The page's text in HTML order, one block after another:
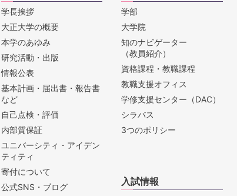
学長挨拶
大正大学の概要
本学のあゆみ
研究活動・出版
情報公表
基本計画・届出書・報告書
など
自己点検・評価
内部質保証
ユニバーシティ・アイデン
ティティ
寄付について
公式SNS・ブログ
学部
大学院
知のナビゲーター
（教員紹介）
資格課程・教職課程
教職支援オフィス
学修支援センター（DAC）
シラバス
3つのポリシー
入試情報